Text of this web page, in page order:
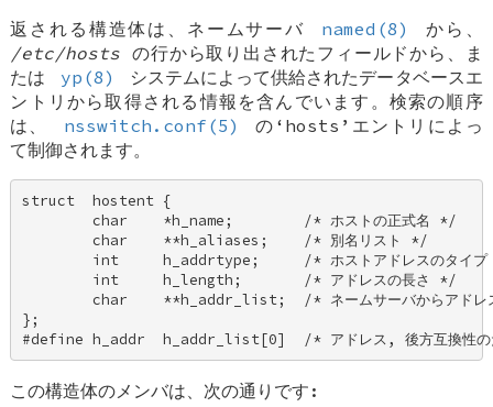
返される構造体は、ネームサーバ
named(8)
から、
/etc/hosts の行から取り出されたフィールドから、ま
たは
yp(8)
システムによって供給されたデータベースエ
ントリから取得される情報を含んでいます。検索の順序
は、
nsswitch.conf(5)
の‘hosts’エントリによっ
て制御されます。
struct  hostent {
        char    *h_name;        /* ホストの正式名 */
        char    **h_aliases;    /* 別名リスト */
int     h_addrtype;     /* ホストアドレスのタイ
        int     h_length;       /* アドレスの長さ */
char    **h_addr_list;  /* ネームサーバからアド
};
#define h_addr  h_addr_list[0]  /* アドレス, 後方互換性
この構造体のメンバは、次の通りです: